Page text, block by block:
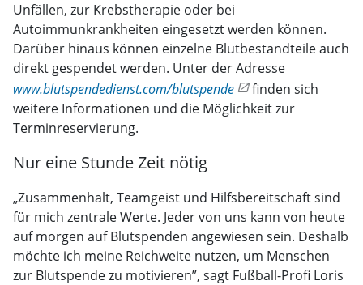
Unfällen, zur Krebstherapie oder bei
Autoimmunkrankheiten eingesetzt werden können.
Darüber hinaus können einzelne Blutbestandteile auch
direkt gespendet werden. Unter der Adresse
www.blutspendedienst.com/blutspende
finden sich
weitere Informationen und die Möglichkeit zur
Terminreservierung.
Nur eine Stunde Zeit nötig
„Zusammenhalt, Teamgeist und Hilfsbereitschaft sind
für mich zentrale Werte. Jeder von uns kann von heute
auf morgen auf Blutspenden angewiesen sein. Deshalb
möchte ich meine Reichweite nutzen, um Menschen
zur Blutspende zu motivieren”, sagt Fußball-Profi Loris